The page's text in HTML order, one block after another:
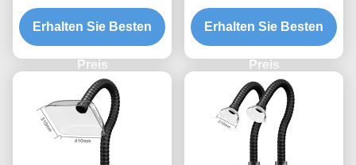
150W Labor Laser
Rauchreiniger
Erhalten Sie Besten
Preis
Rauchentzug 210W
Labor Rauch Sammler
Maschine
Erhalten Sie Besten
Preis